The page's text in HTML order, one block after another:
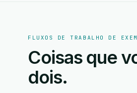
FLUXOS DE TRABALHO DE
Coisas que
dois.